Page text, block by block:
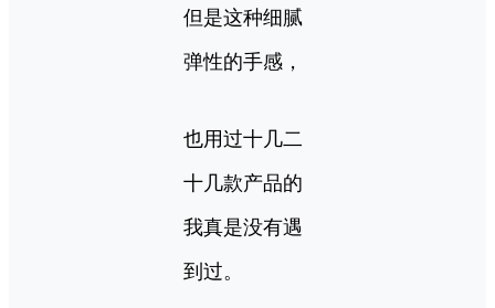
但是这种细腻
弹性的手感，
也用过十几二
十几款产品的
我真是没有遇
到过。